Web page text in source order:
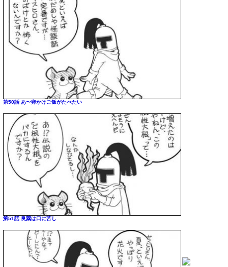
第50話 あ〜卵かけご飯がたべたい
第51話 良薬は口に苦し